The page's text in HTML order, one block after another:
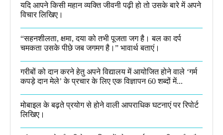
यदि आपने किसी महान व्यक्ति जीवनी पढ़ी हो तो उसके बारे में अपने
विचार लिखिए।
“सहनशीलता, क्षमा, दया को तभी पूजता जग है। बल का दर्प
चमकता उसके पीछे जब जगमग है।”​ भावार्थ बताएं।
गरीबों को दान करने हेतु अपने विद्यालय में आयोजित होने वाले ‘गर्म
कपड़े दान मेले’ के प्रचार के लिए एक विज्ञापन 60 शब्दों में...
मोबाइल के बढ़ते प्रयोग से होने वाली आपराधिक घटनाएं पर रिपोर्ट
लिखिए।